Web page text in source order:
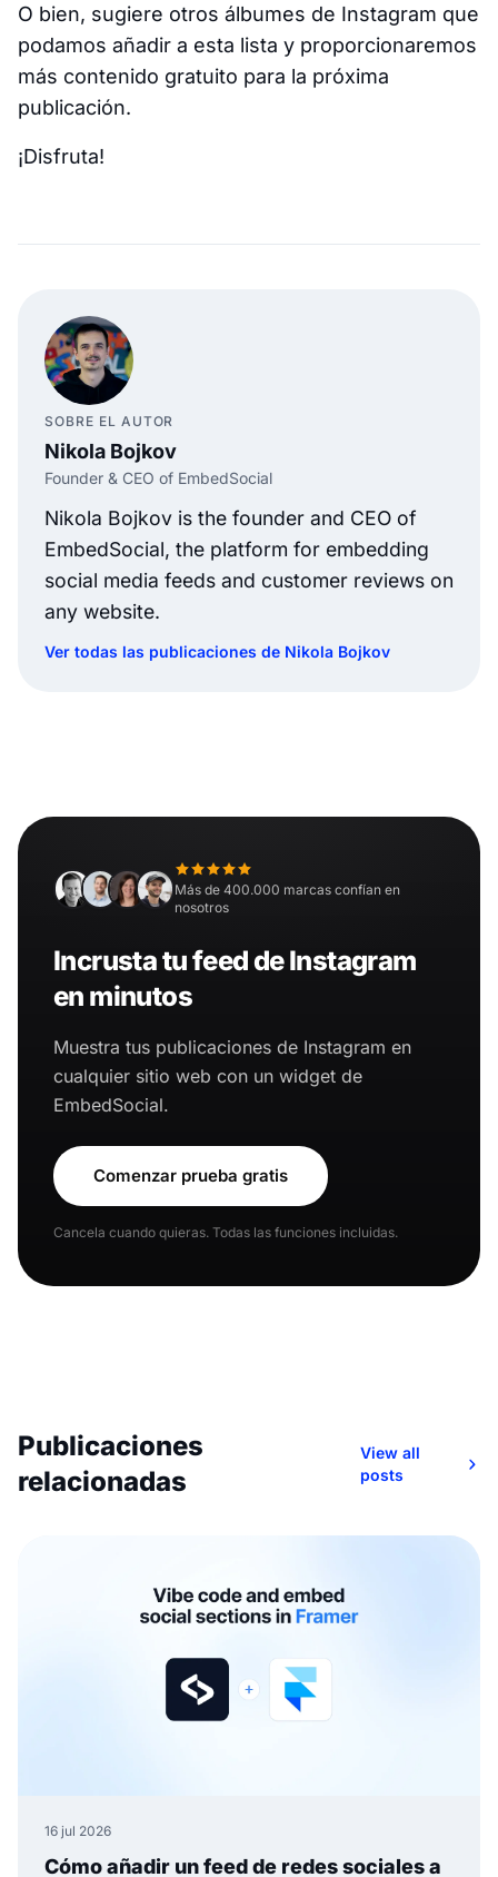
O bien, sugiere otros álbumes de Instagram que
podamos añadir a esta lista y proporcionaremos
más contenido gratuito para la próxima
publicación.
¡Disfruta!
SOBRE EL AUTOR
Nikola Bojkov
Founder & CEO of EmbedSocial
Nikola Bojkov is the founder and CEO of
EmbedSocial, the platform for embedding
social media feeds and customer reviews on
any website.
Ver todas las publicaciones de Nikola Bojkov
Más de 400.000 marcas confían en
nosotros
Incrusta tu feed de Instagram
en minutos
Muestra tus publicaciones de Instagram en
cualquier sitio web con un widget de
EmbedSocial.
Comenzar prueba gratis
Cancela cuando quieras. Todas las funciones incluidas.
Publicaciones
relacionadas
View all
posts
16 jul 2026
Cómo añadir un feed de redes sociales a